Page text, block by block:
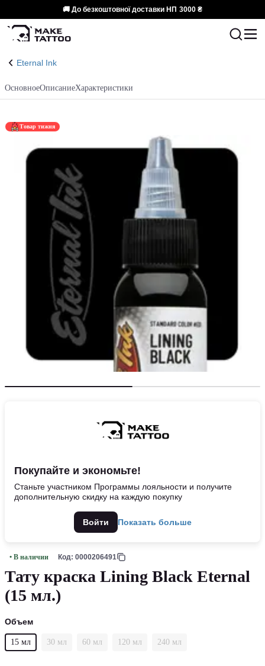
🚚 До безкоштовної доставки НП 3000 ₴
Eternal Ink
ОсновноеОписаниеХарактеристики
Товар тижня
Покупайте и экономьте!
Станьте участником Программы лояльности и получите
дополнительную скидку на каждую покупку
Войти Показать больше
• В наличии Код: 0000206491
Тату краска Lining Black Eternal
(15 мл.)
Объем
15 мл 30 мл 60 мл 120 мл 240 мл